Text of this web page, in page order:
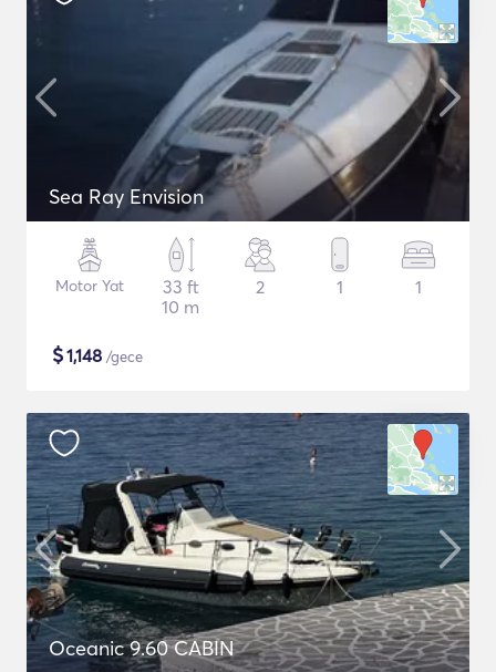
Sea Ray Envision
Motor Yat
33 ft
10 m
2 1 1
$1,148 /gece
Oceanic 9.60 CABIN